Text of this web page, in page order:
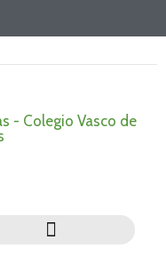
- Colegio Vasco de